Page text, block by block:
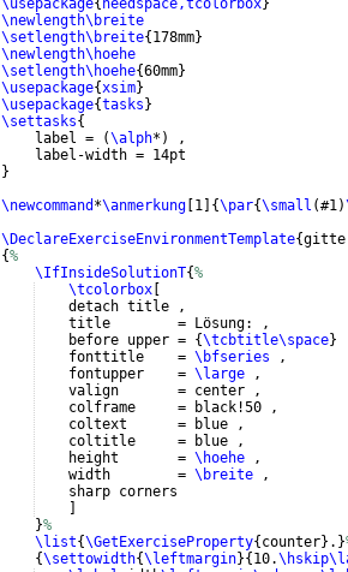
\usepackage{ needspace,tcolorbox}
\newlength\breite
\setlength\breite{ 178mm}
\newlength\hoehe
\setlength\hoehe{60mm}
\usepackage{xsim}
\usepackage{tasks }
\settasks{
    label =
(\alph* )
,
    label-width = 14pt
}
\newcommand *\anmerkung 1 {\par{\small (#1)
\DeclareExerciseEnvironmentTemplate{
{%
\IfInsideSolutionT{%
\tcolorbox
    detach title ,
    title        = Lösung: ,
    before upper =
{\tcbtitle\space}
    fonttitle    =
\bfseries ,
    fontupper    =
\large ,
    valign       = center ,
    colframe     = black!50 ,
    coltext      = blue ,
    coltitle     = blue ,
    height       =
\hoehe ,
    width        =
\breite ,
    sharp corners
}%
\list{\GetExerciseProperty{ counter} . }
{\settowidth{\leftmargin}{ 10.\hskip